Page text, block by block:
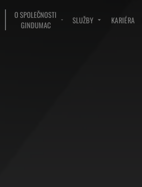
O SPOLEČNOSTI
GINDUMAC
SLUŽBY KARIÉRA